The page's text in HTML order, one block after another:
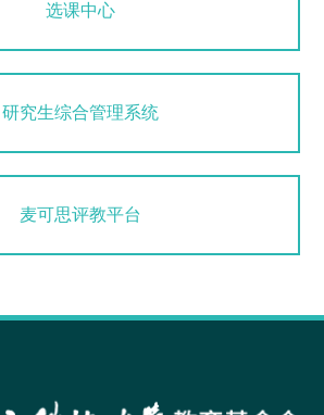
选课中心
研究生综合管理系统
麦可思评教平台